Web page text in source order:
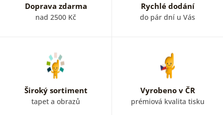
Doprava zdarma
nad 2500 Kč
Rychlé dodání
do pár dní u Vás
Široký sortiment
tapet a obrazů
Vyrobeno v ČR
prémiová kvalita tisku